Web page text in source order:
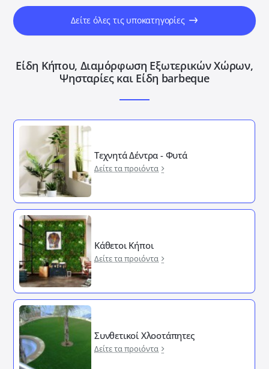
Δείτε όλες τις υποκατηγορίες
Είδη Κήπου, Διαμόρφωση Εξωτερικών Xώρων,
Ψησταρίες και Είδη barbeque
Τεχνητά Δέντρα - Φυτά
Δείτε τα προιόντα
Κάθετοι Κήποι
Δείτε τα προιόντα
Συνθετικοί Χλοοτάπητες
Δείτε τα προιόντα